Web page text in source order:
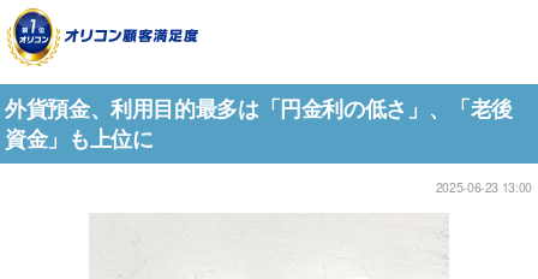
外貨預金、利用目的最多は「円金利の低さ」、「老後
資金」も上位に
2025-06-23 13:00